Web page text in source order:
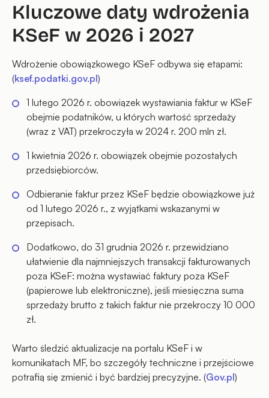
Kluczowe daty wdrożenia
KSeF w 2026 i 2027
Wdrożenie obowiązkowego KSeF odbywa się etapami:
(ksef.podatki.gov.pl)
1 lutego 2026 r. obowiązek wystawiania faktur w KSeF
obejmie podatników, u których wartość sprzedaży
(wraz z VAT) przekroczyła w 2024 r. 200 mln zł.
1 kwietnia 2026 r. obowiązek obejmie pozostałych
przedsiębiorców.
Odbieranie faktur przez KSeF będzie obowiązkowe już
od 1 lutego 2026 r., z wyjątkami wskazanymi w
przepisach.
Dodatkowo, do 31 grudnia 2026 r. przewidziano
ułatwienie dla najmniejszych transakcji fakturowanych
poza KSeF: można wystawiać faktury poza KSeF
(papierowe lub elektroniczne), jeśli miesięczna suma
sprzedaży brutto z takich faktur nie przekroczy 10 000
zł.
Warto śledzić aktualizacje na portalu KSeF i w
komunikatach MF, bo szczegóły techniczne i przejściowe
potrafią się zmienić i być bardziej precyzyjne. (Gov.pl)